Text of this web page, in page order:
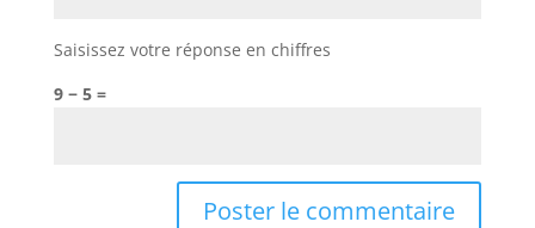
Saisissez votre réponse en chiffres
9 − 5 =